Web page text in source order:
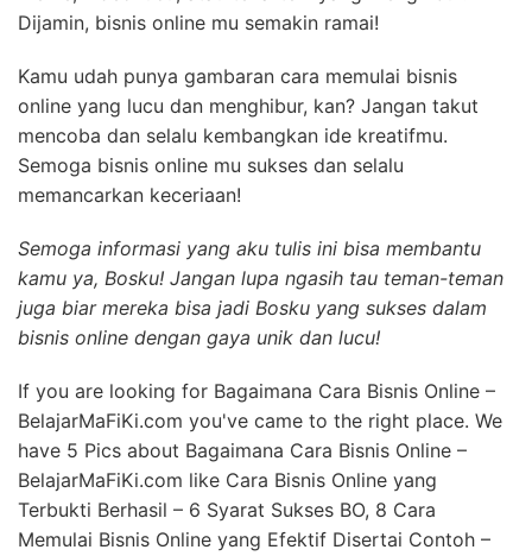
Dijamin, bisnis online mu semakin ramai!
Kamu udah punya gambaran cara memulai bisnis
online yang lucu dan menghibur, kan? Jangan takut
mencoba dan selalu kembangkan ide kreatifmu.
Semoga bisnis online mu sukses dan selalu
memancarkan keceriaan!
Semoga informasi yang aku tulis ini bisa membantu
kamu ya, Bosku! Jangan lupa ngasih tau teman-teman
juga biar mereka bisa jadi Bosku yang sukses dalam
bisnis online dengan gaya unik dan lucu!
If you are looking for Bagaimana Cara Bisnis Online –
BelajarMaFiKi.com you've came to the right place. We
have 5 Pics about Bagaimana Cara Bisnis Online –
BelajarMaFiKi.com like Cara Bisnis Online yang
Terbukti Berhasil – 6 Syarat Sukses BO, 8 Cara
Memulai Bisnis Online yang Efektif Disertai Contoh –